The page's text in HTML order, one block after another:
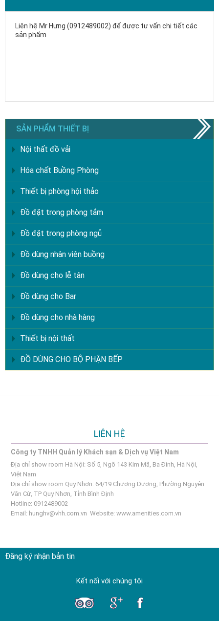
Liên hệ Mr Hưng (0912489002) để được tư vấn chi tiết các
sản phẩm
SẢN PHẨM THIẾT BỊ
Nội thất đồ vải
Hóa chất Buồng Phòng
Thiết bị phòng hội thảo
Đồ đặt trong phòng tắm
Đồ đặt trong phòng ngủ
Đồ dùng nhân viên buồng
Đồ dùng cho lễ tân
Đồ dùng cho Bar
Đồ dùng cho nhà hàng
Thiết bị nội thất
ĐỒ DÙNG CHO BỘ PHẬN BẾP
LIÊN HỆ
Công ty TNHH Quản lý Khách sạn & Dịch vụ Việt Nam
Địa chỉ show room Hà Nội: Số 5, Ngõ 143 Kim Mã, Ba Đình, Hà Nội,
Việt Nam
Địa chỉ show room Quy Nhơn: 64/19 Chương Dương, Phường Nguyên
Văn Cừ, TP Quy Nhơn, Tỉnh Bình Định
Hotline: 0912489002
Email: hunghv@vhh.com.vn Website:www.amenities.com.vn
Đăng ký nhận bản tin
Kết nối với chúng tôi